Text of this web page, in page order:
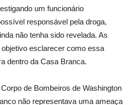
um funcionário
responsável pela droga,
não tenha sido revelada. As
esclarecer como essa
dentro da Casa Branca.
de Bombeiros de Washington
não representava uma ameaça